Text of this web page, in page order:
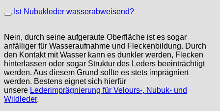
Ist Nubukleder wasserabweisend?
Nein, durch seine aufgeraute Oberfläche ist es sogar
anfälliger für Wasseraufnahme und Fleckenbildung. Durch
den Kontakt mit Wasser kann es dunkler werden, Flecken
hinterlassen oder sogar Struktur des Leders beeinträchtigt
werden. Aus diesem Grund sollte es stets imprägniert
werden. Bestens eignet sich hierfür
unsere Lederimprägnierung für Velours-, Nubuk- und
Wildleder.